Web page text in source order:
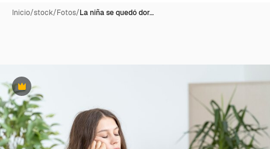
Inicio/stock/Fotos/La niña se quedó dor…
Premium